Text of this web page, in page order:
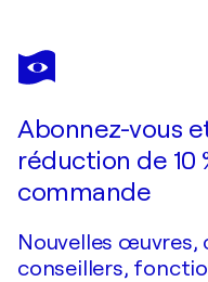
GUILLAUME DEFINS
Quand le ciel se mêle à
Abonnez-vous
réduction de 10
commande
Nouvelles
conseillers,